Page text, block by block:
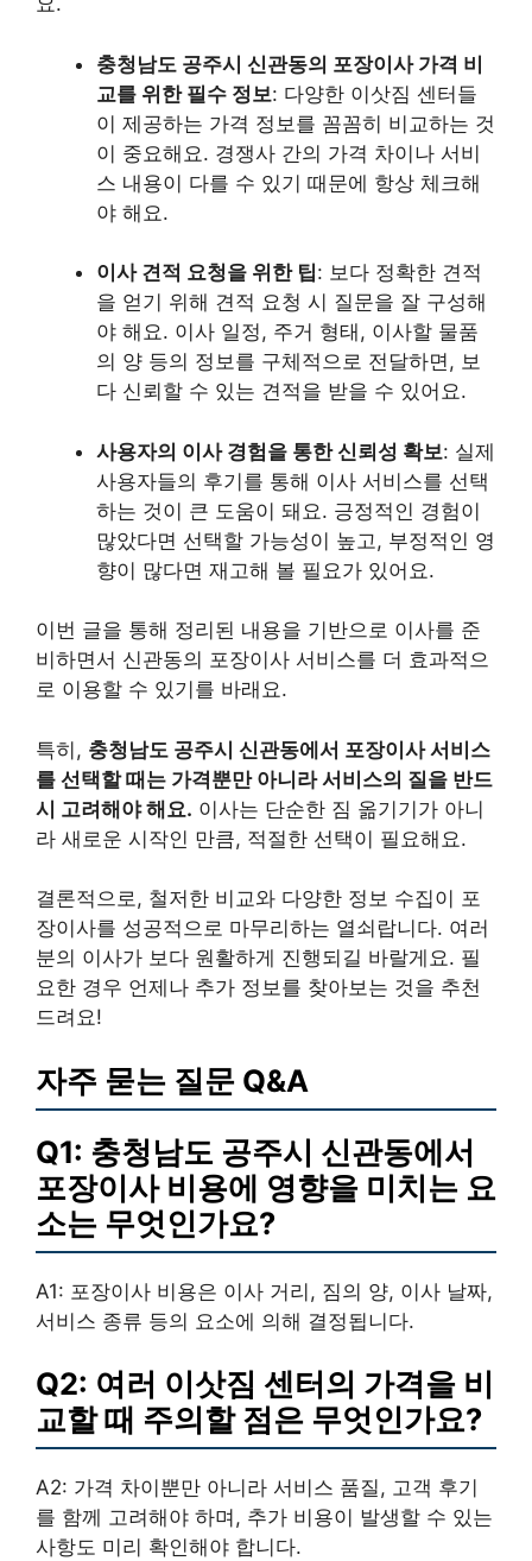
충청남도 공주시 신관동의 포장이사 가격 비
교를 위한 필수 정보: 다양한 이삿짐 센터들
이 제공하는 가격 정보를 꼼꼼히 비교하는 것
이 중요해요. 경쟁사 간의 가격 차이나 서비
스 내용이 다를 수 있기 때문에 항상 체크해
야 해요.
이사 견적 요청을 위한 팁: 보다 정확한 견적
을 얻기 위해 견적 요청 시 질문을 잘 구성해
야 해요. 이사 일정, 주거 형태, 이사할 물품
의 양 등의 정보를 구체적으로 전달하면, 보
다 신뢰할 수 있는 견적을 받을 수 있어요.
사용자의 이사 경험을 통한 신뢰성 확보: 실제
사용자들의 후기를 통해 이사 서비스를 선택
하는 것이 큰 도움이 돼요. 긍정적인 경험이
많았다면 선택할 가능성이 높고, 부정적인 영
향이 많다면 재고해 볼 필요가 있어요.
이번 글을 통해 정리된 내용을 기반으로 이사를 준
비하면서 신관동의 포장이사 서비스를 더 효과적으
로 이용할 수 있기를 바래요.
특히, 충청남도 공주시 신관동에서 포장이사 서비스
를 선택할 때는 가격뿐만 아니라 서비스의 질을 반드
시 고려해야 해요. 이사는 단순한 짐 옮기기가 아니
라 새로운 시작인 만큼, 적절한 선택이 필요해요.
결론적으로, 철저한 비교와 다양한 정보 수집이 포
장이사를 성공적으로 마무리하는 열쇠랍니다. 여러
분의 이사가 보다 원활하게 진행되길 바랄게요. 필
요한 경우 언제나 추가 정보를 찾아보는 것을 추천
드려요!
자주 묻는 질문 Q&A
Q1: 충청남도 공주시 신관동에서
포장이사 비용에 영향을 미치는 요
소는 무엇인가요?
A1: 포장이사 비용은 이사 거리, 짐의 양, 이사 날짜,
서비스 종류 등의 요소에 의해 결정됩니다.
Q2: 여러 이삿짐 센터의 가격을 비
교할 때 주의할 점은 무엇인가요?
A2: 가격 차이뿐만 아니라 서비스 품질, 고객 후기
를 함께 고려해야 하며, 추가 비용이 발생할 수 있는
사항도 미리 확인해야 합니다.